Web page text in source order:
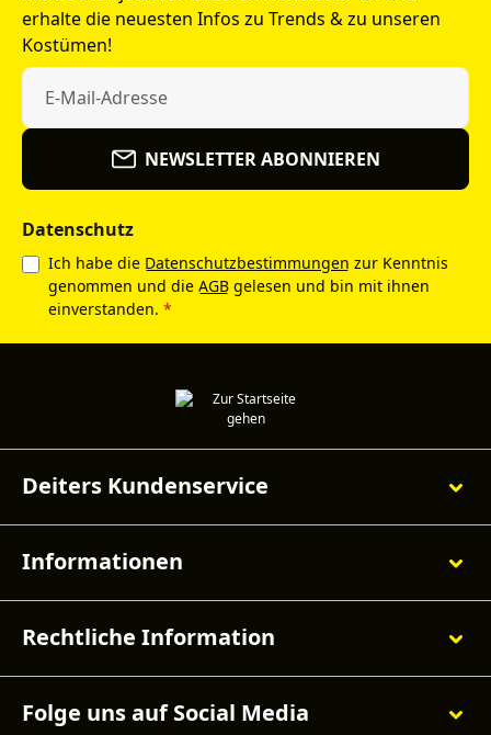
erhalte die neuesten Infos zu Trends & zu unseren
Kostümen!
NEWSLETTER ABONNIEREN
Datenschutz
Ich habe die Datenschutzbestimmungen zur Kenntnis
genommen und die AGB gelesen und bin mit ihnen
einverstanden. *
Deiters Kundenservice
Informationen
Rechtliche Information
Folge uns auf Social Media